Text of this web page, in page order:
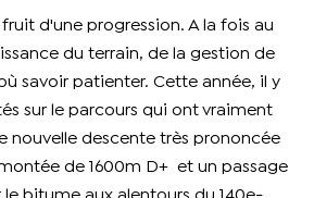
fruit d'une progression. A la fois au
du terrain, de la gestion de
savoir patienter. Cette année, il y
sur le parcours qui ont vraiment
nouvelle descente très prononcée
de 1600m D+ et un passage